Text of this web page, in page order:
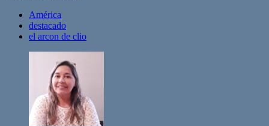
América
destacado
el arcon de clio